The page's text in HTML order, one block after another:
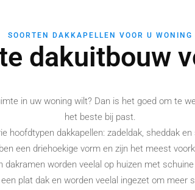
SOORTEN DAKKAPELLEN VOOR U WONING
dakuitbouw
in uw woning wilt? Dan is het goed om te
het beste bij past.
hoofdtypen dakkapellen: zadeldak, sheddak en
een driehoekige vorm en zijn het meest
dakramen worden veelal op huizen met
plat dak en worden veelal ingezet om meer